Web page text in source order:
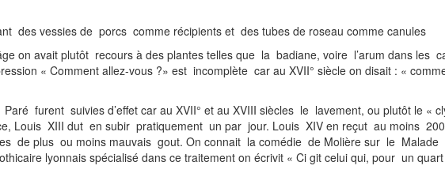
en utilisant des vessies de porcs comme récipients et
on avait plutôt recours à des plantes telles que la badiane, voire l’arum dans les
« Comment allez-vous ?» est incomplète car au XVII° siècle on disait : «
Paré furent suivies d’effet car au XVII° et au XVIII siècles le lavement, ou plutôt le
Louis XIII dut en subir pratiquement un par jour. Louis XIV en reçut au moins
de plus ou moins mauvais gout. On connait la comédie de Molière sur le
lyonnais spécialisé dans ce traitement on écrivit « Ci git celui qui, pour un quart